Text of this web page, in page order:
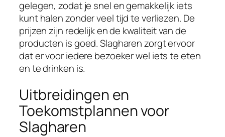
gelegen, zodat je snel en gemakkelijk iets
kunt halen zonder veel tijd te verliezen. De
prijzen zijn redelijk en de kwaliteit van de
producten is goed. Slagharen zorgt ervoor
dat er voor iedere bezoeker wel iets te eten
en te drinken is.
Uitbreidingen en
Toekomstplannen voor
Slagharen